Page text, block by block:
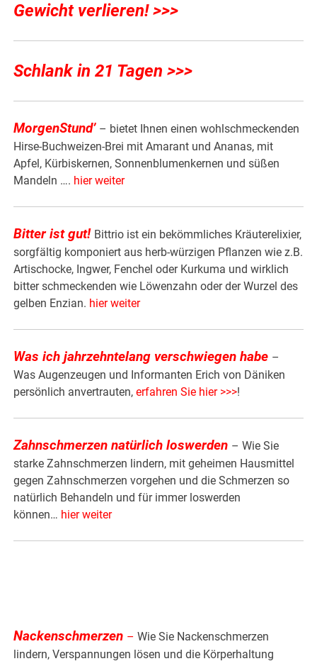
Gewicht verlieren! >>>
Schlank in 21 Tagen >>>
MorgenStund’ – bietet Ihnen einen wohlschmeckenden
Hirse-Buchweizen-Brei mit Amarant und Ananas, mit
Apfel, Kürbiskernen, Sonnenblumenkernen und süßen
Mandeln …. hier weiter
Bitter ist gut! Bittrio ist ein bekömmliches Kräuterelixier,
sorgfältig komponiert aus herb-würzigen Pflanzen wie z.B.
Artischocke, Ingwer, Fenchel oder Kurkuma und wirklich
bitter schmeckenden wie Löwenzahn oder der Wurzel des
gelben Enzian. hier weiter
Was ich jahrzehntelang verschwiegen habe –
Was Augenzeugen und Informanten Erich von Däniken
persönlich anvertrauten,erfahren Sie hier >>>!
Zahnschmerzen natürlich loswerden – Wie Sie
starke Zahnschmerzen lindern, mit geheimen Hausmittel
gegen Zahnschmerzen vorgehen und die Schmerzen so
natürlich Behandeln und für immer loswerden
können… hier weiter
Nackenschmerzen – Wie Sie Nackenschmerzen
lindern, Verspannungen lösen und die Körperhaltung